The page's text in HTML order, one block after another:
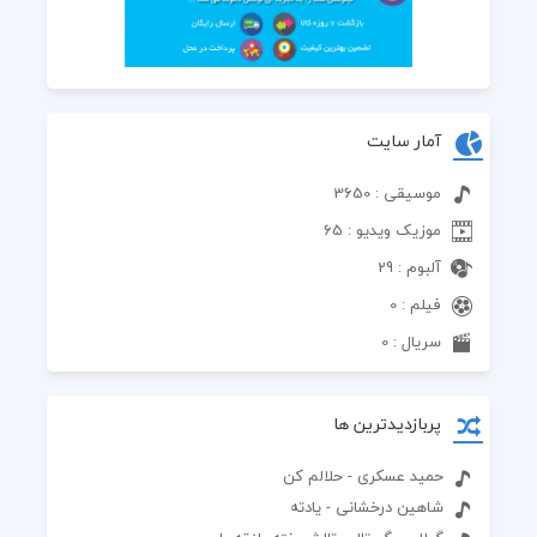
آمار سایت
موسیقی : 3650
موزیک ویدیو : 65
آلبوم : 29
فیلم : 0
سریال : 0
پربازدیدترین ها
حمید عسکری - حلالم کن
شاهین درخشانی - یادته